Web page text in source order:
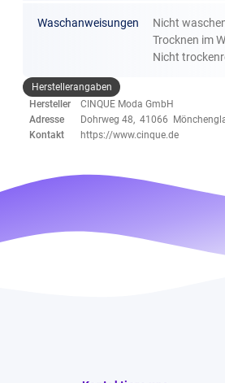
Waschanweisungen
Nicht
Trocknen im
Nicht
Herstellerangaben
Hersteller
CINQUE Moda GmbH
Adresse
Dohrweg 48, 41066
Kontakt
https://www.cinque.de